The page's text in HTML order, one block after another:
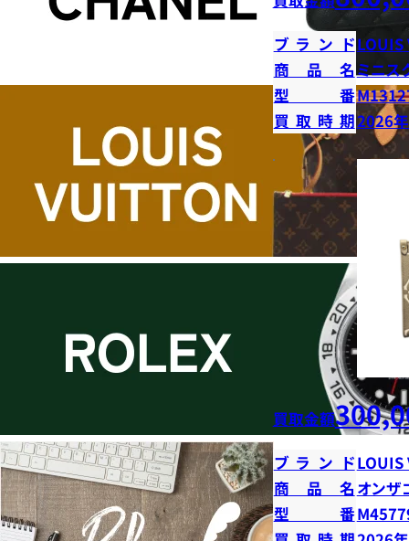
ブランドLOUIS
商品名 ミニス
型番
買取時期2026
買取金額
ブランドLOUIS
商品名 オンザ
型番